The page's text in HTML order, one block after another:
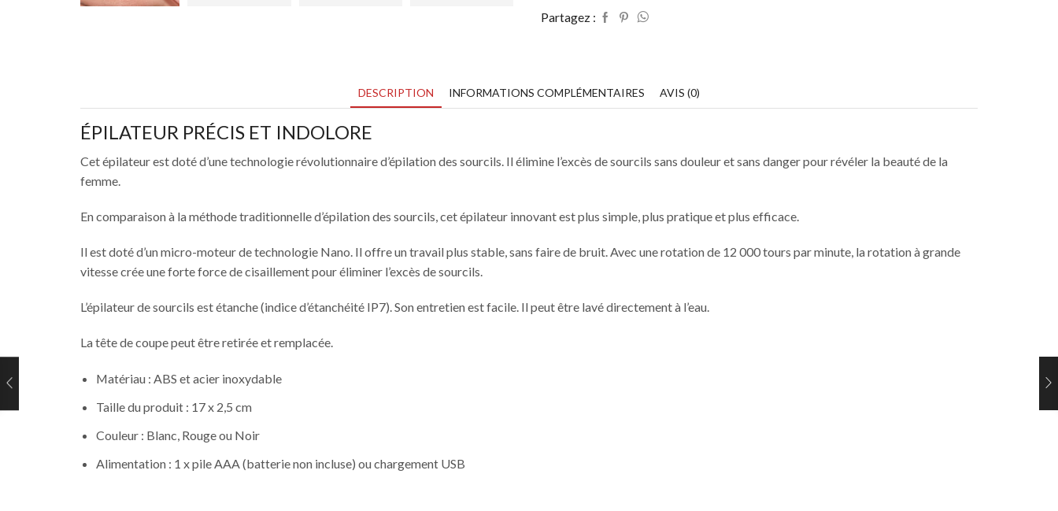
Femme
Partagez :
DESCRIPTION INFORMATIONS COMPLÉMENTAIRES AVIS (0)
ÉPILATEUR PRÉCIS ET INDOLORE
Cet épilateur est doté d’une technologie révolutionnaire d’épilation des sourcils. Il élimine l’excès de sourcils sans douleur et sans danger pour révéler la beauté de la
femme.
En comparaison à la méthode traditionnelle d’épilation des sourcils, cet épilateur innovant est plus simple, plus pratique et plus efficace.
Il est doté d’un micro-moteur de technologie Nano. Il offre un travail plus stable, sans faire de bruit. Avec une rotation de 12 000 tours par minute, la rotation à grande
vitesse crée une forte force de cisaillement pour éliminer l’excès de sourcils.
L’épilateur de sourcils est étanche (indice d’étanchéité IP7). Son entretien est facile. Il peut être lavé directement à l’eau.
La tête de coupe peut être retirée et remplacée.
Matériau : ABS et acier inoxydable
Taille du produit : 17 x 2,5 cm
Couleur : Blanc, Rouge ou Noir
Alimentation : 1 x pile AAA (batterie non incluse) ou chargement USB